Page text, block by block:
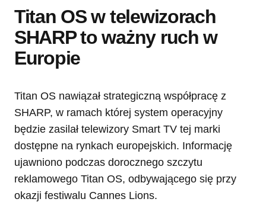
Titan OS w telewizorach
SHARP to ważny ruch w
Europie
Titan OS nawiązał strategiczną współpracę z
SHARP, w ramach której system operacyjny
będzie zasilał telewizory Smart TV tej marki
dostępne na rynkach europejskich. Informację
ujawniono podczas dorocznego szczytu
reklamowego Titan OS, odbywającego się przy
okazji festiwalu Cannes Lions.